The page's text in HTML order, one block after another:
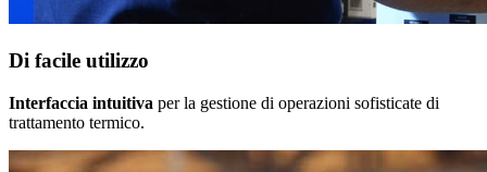
Di facile utilizzo
Interfaccia intuitiva per la gestione di operazioni sofisticate di
trattamento termico.